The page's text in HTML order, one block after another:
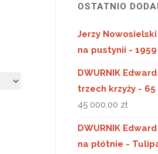
OSTATNIO
Jerzy
na pustynii - 1959
DWURNIK
trzech krzyży - 65
45 000,00 zł
DWURNIK
na płótnie -